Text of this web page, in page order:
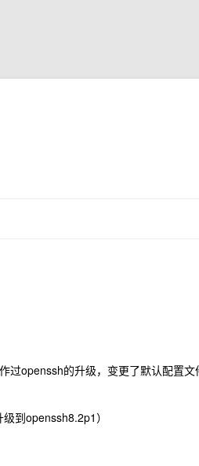
过openssh的升级，变更了默认配置
到openssh8.2p1）